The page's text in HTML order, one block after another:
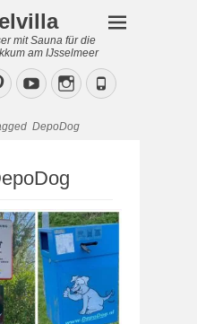
mit Sauna für die
am IJsselmeer
PinterestYouTubeInstagram
Phone
DepoDog